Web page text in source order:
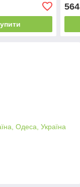
Одеса, Україна